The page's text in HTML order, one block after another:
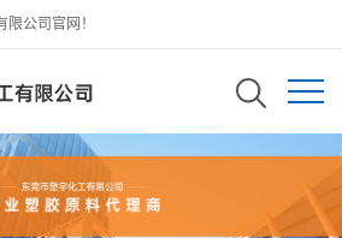
公司官网！